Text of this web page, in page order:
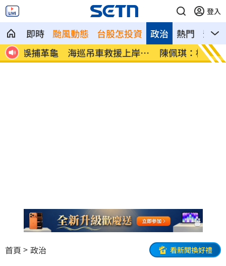
登入
即時 颱風動態 台股怎投資 熱門 影音
政治
安
陳佩琪：柯文哲抱怨電子手環「充電不
便」
富邦
湯
首頁 政治 看新聞換好禮